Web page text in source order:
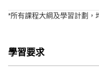
*所有課程大綱及學習計劃，
學習要求